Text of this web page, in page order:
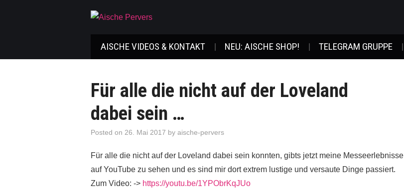
AISCHE VIDEOS & KONTAKT NEU: AISCHE SHOP! TELEGRAM GRUPPE
Für alle die nicht auf der Loveland
dabei sein …
Posted on 26. Mai 2017 by aische-pervers
Für alle die nicht auf der Loveland dabei sein konnten, gibts jetzt meine Messeerlebnisse
auf YouTube zu sehen und es sind mir dort extrem lustige und versaute Dinge passiert.
Zum Video: -> https://youtu.be/1YPObrKqJUo